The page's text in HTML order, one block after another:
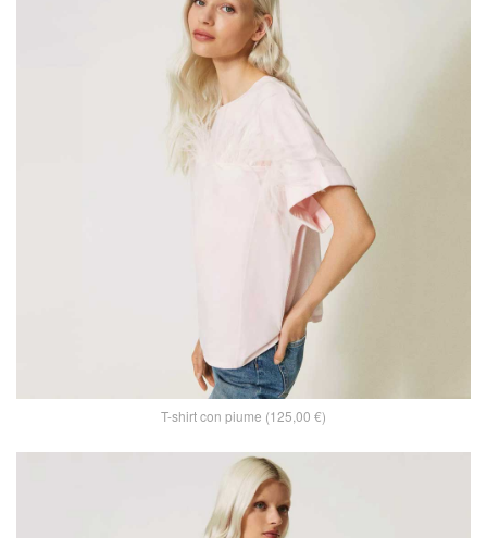
T-shirt con piume (125,00 €)